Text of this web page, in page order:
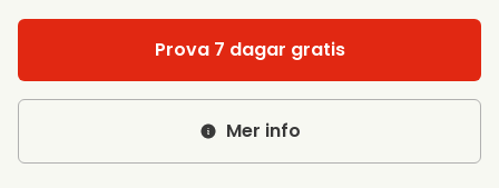
Prova 7 dagar gratis
Mer info